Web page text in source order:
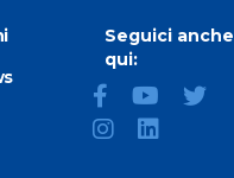
Seguici anche
qui: